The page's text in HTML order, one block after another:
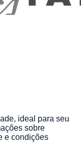
ideal para seu
sobre
e condições